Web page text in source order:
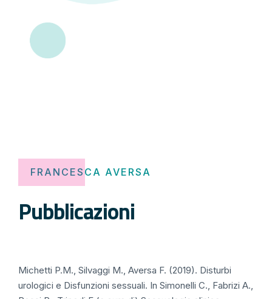
FRANCESCA AVERSA
Pubblicazioni
Michetti P.M., Silvaggi M., Aversa F. (2019). Disturbi
urologici e Disfunzioni sessuali. In Simonelli C., Fabrizi A.,